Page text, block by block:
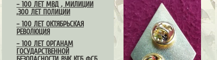
– 100 ЛЕТ МВД , МИЛИЦИИ
,300 ЛЕТ ПОЛИЦИИ
– 100 ЛЕТ ОКТЯБРЬСКАЯ
РЕВОЛЮЦИЯ
– 100 ЛЕТ ОРГАНАМ
ГОСУДАРСТВЕННОЙ